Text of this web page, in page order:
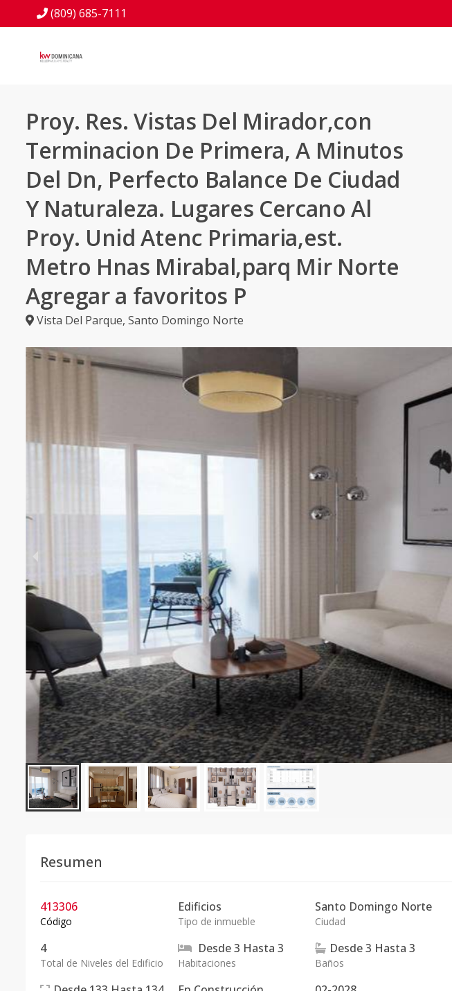
(809) 685-7111
Proy. Res. Vistas Del Mirador,con
Terminacion De Primera, A Minutos
Del Dn, Perfecto Balance De Ciudad
Y Naturaleza. Lugares Cercano Al
Proy. Unid Atenc Primaria,est.
Metro Hnas Mirabal,parq Mir Norte
Agregar a favoritos P
Vista Del Parque, Santo Domingo Norte
Resumen
413306
Código
Edificios
Tipo de inmueble
Santo Domingo Norte
Ciudad
4
Total de Niveles del Edificio
Desde3 Hasta 3
Habitaciones
Desde3 Hasta 3
Baños